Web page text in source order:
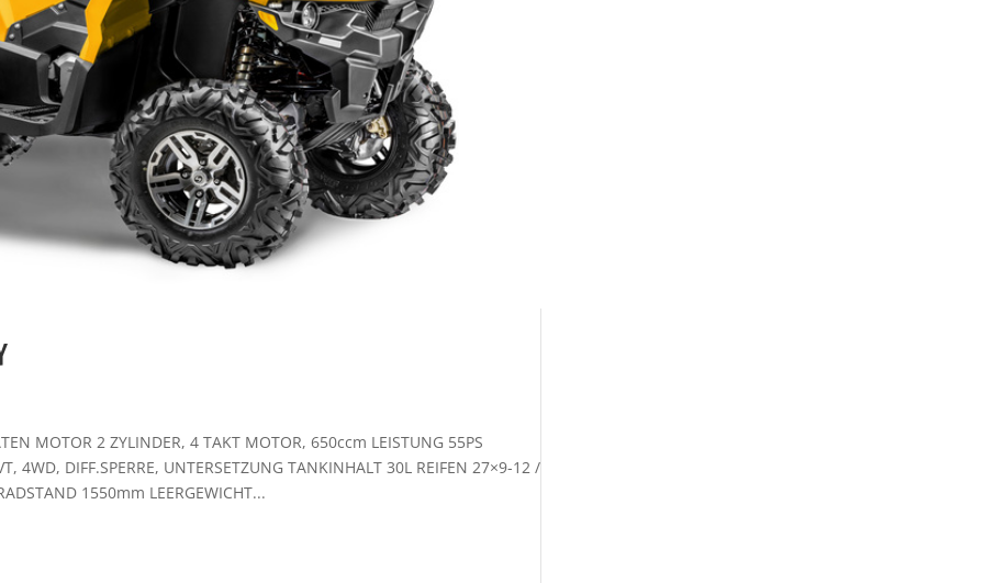
MOTOR 2 ZYLINDER, 4 TAKT MOTOR, 650ccm LEISTUNG 55PS
4WD, DIFF.SPERRE, UNTERSETZUNG TANKINHALT 30L REIFEN 27×9-12 /
1550mm LEERGEWICHT...